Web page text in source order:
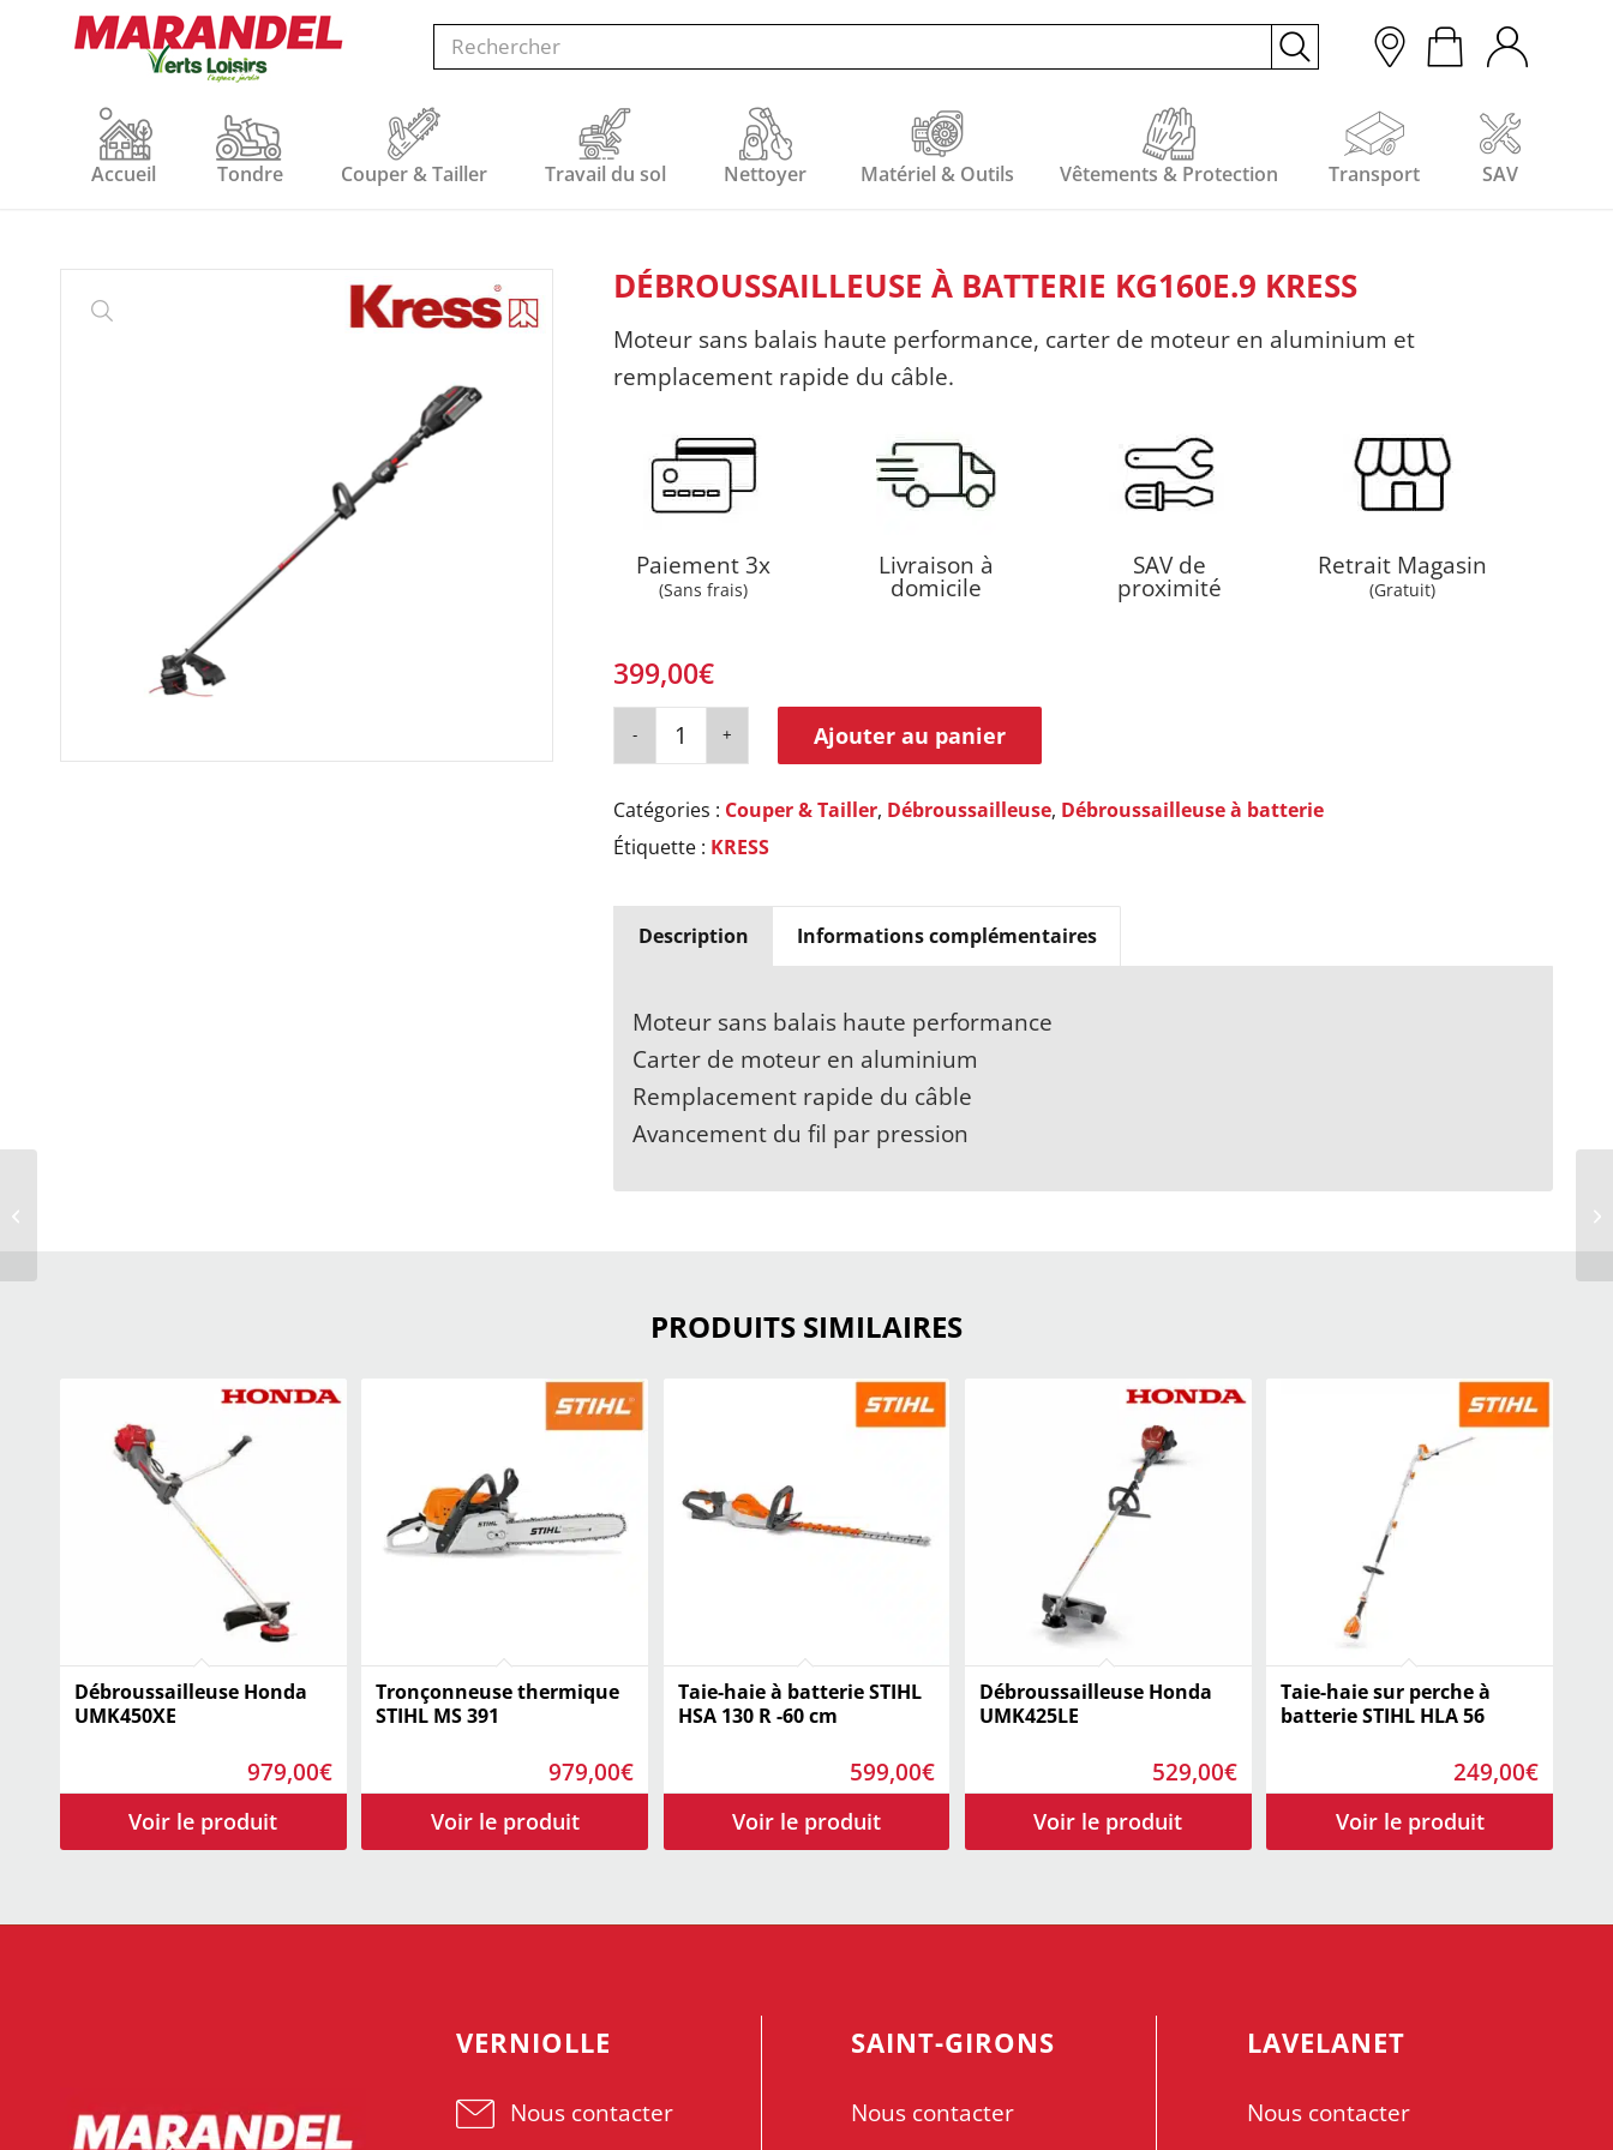
Accueil Tondre Couper & Tailler Travail du sol Nettoyer Matériel & Outils Vêtements & Protection Transport SAV
DÉBROUSSAILLEUSE À BATTERIE KG160E.9 KRESS
Moteur sans balais haute performance, carter de moteur en aluminium et
remplacement rapide du câble.
Paiement 3x
(Sans frais)
Livraison à
domicile
SAV de
proximité
Retrait Magasin
(Gratuit)
399,00€
Ajouter au panier
Catégories : Couper & Tailler, Débroussailleuse, Débroussailleuse à batterie
Étiquette : KRESS
Description Informations complémentaires
Moteur sans balais haute performance
Carter de moteur en aluminium
Remplacement rapide du câble
Avancement du fil par pression
PRODUITS SIMILAIRES
Débroussailleuse Honda
UMK450XE
979,00€
Tronçonneuse thermique
STIHL MS 391
979,00€
Taie-haie à batterie STIHL
HSA 130 R -60 cm
599,00€
Débroussailleuse Honda
UMK425LE
529,00€
Taie-haie sur perche à
batterie STIHL HLA 56
249,00€
VERNIOLLE
Nous contacter
SAINT-GIRONS
Nous contacter
LAVELANET
Nous contacter